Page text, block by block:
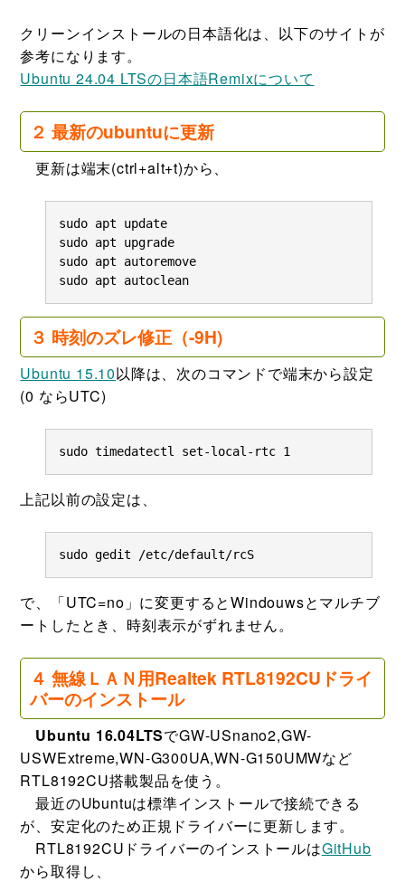
クリーンインストールの日本語化は、以下のサイトが
参考になります。
Ubuntu 24.04 LTSの日本語Remixについて
２ 最新のubuntuに更新
更新は端末(ctrl+alt+t)から、
sudo apt update
sudo apt upgrade
sudo apt autoremove
sudo apt autoclean
３ 時刻のズレ修正（-9H)
Ubuntu 15.10以降は、次のコマンドで端末から設定
(0 ならUTC)
sudo timedatectl set-local-rtc 1
上記以前の設定は、
sudo gedit /etc/default/rcS
で、「UTC=no」に変更するとWindouwsとマルチブ
ートしたとき、時刻表示がずれません。
４ 無線ＬＡＮ用Realtek RTL8192CUドライ
バーのインストール
Ubuntu 16.04LTSでGW-USnano2,GW-
USWExtreme,WN-G300UA,WN-G150UMWなど
RTL8192CU搭載製品を使う。
最近のUbuntuは標準インストールで接続できる
が、安定化のため正規ドライバーに更新します。
RTL8192CUドライバーのインストールはGitHub
から取得し、